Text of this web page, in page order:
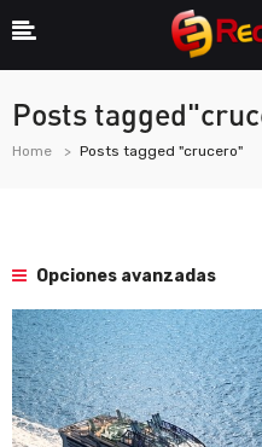
Posts
Home Posts tagged "crucero"
Opciones avanzadas